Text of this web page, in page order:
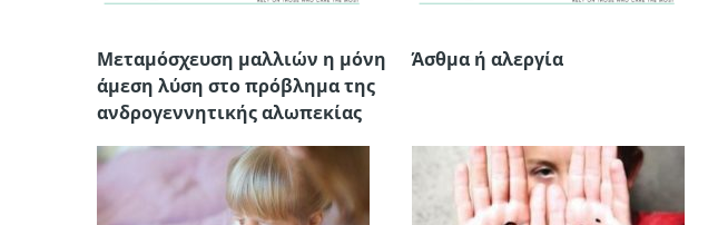
Μεταμόσχευση μαλλιών η μόνη
άμεση λύση στο πρόβλημα της
ανδρογεννητικής αλωπεκίας
Άσθμα ή αλεργία